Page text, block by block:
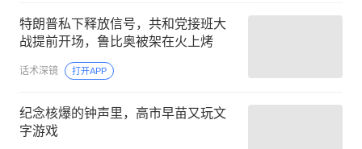
特朗普私下释放信号，共和党接班大
战提前开场，鲁比奥被架在火上烤
话术深镜 打开APP
纪念核爆的钟声里，高市早苗又玩文
字游戏